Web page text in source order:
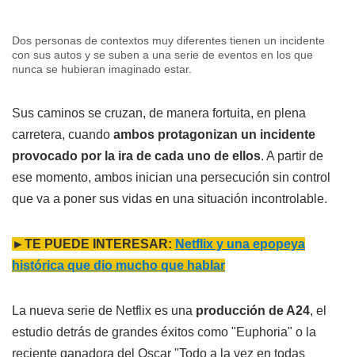
Dos personas de contextos muy diferentes tienen un incidente
con sus autos y se suben a una serie de eventos en los que
nunca se hubieran imaginado estar.
Sus caminos se cruzan, de manera fortuita, en plena
carretera, cuando ambos protagonizan un incidente
provocado por la ira de cada uno de ellos. A partir de
ese momento, ambos inician una persecución sin control
que va a poner sus vidas en una situación incontrolable.
►TE PUEDE INTERESAR: Netflix y una epopeya
histórica que dio mucho que hablar
La nueva serie de Netflix es una producción de A24, el
estudio detrás de grandes éxitos como "Euphoria" o la
reciente ganadora del Oscar "Todo a la vez en todas